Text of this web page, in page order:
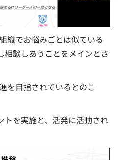
織でお悩みごとは似ている
談しあうことをメインとさ
を目指されているとのこ
トを実施と、活発に活動され